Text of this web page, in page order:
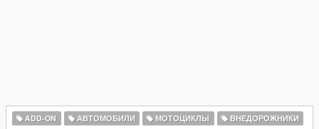
ADD-ON АВТОМОБИЛИ МОТОЦИКЛЫ
ВНЕДОРОЖНИКИ